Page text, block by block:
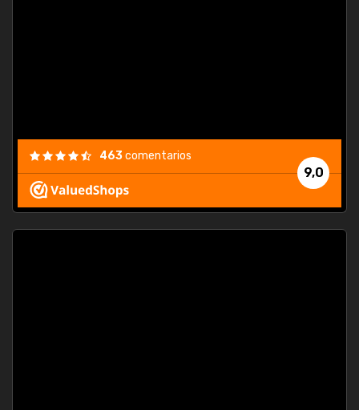
9,0
463comentarios